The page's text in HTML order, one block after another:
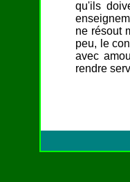
qu'ils
ne résout
peu, le
avec
rendre